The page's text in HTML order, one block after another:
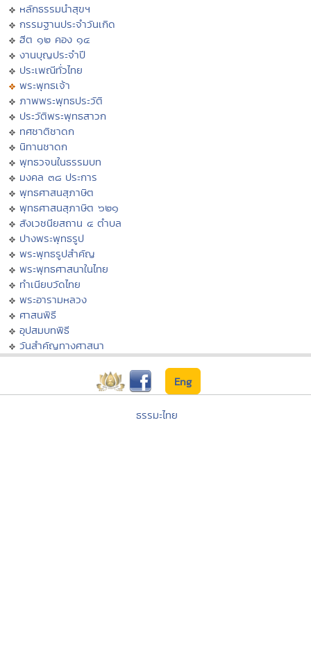
หลักธรรมนำสุขฯ
กรรมฐานประจำวันเกิด
ฮีต ๑๒ คอง ๑๔
งานบุญประจำปี
ประเพณีทั่วไทย
พระพุทธเจ้า
ภาพพระพุทธประวัติ
ประวัติพระพุทธสาวก
ทศชาติชาดก
นิทานชาดก
พุทธวจนในธรรมบท
มงคล ๓๘ ประการ
พุทธศาสนสุภาษิต
พุทธศาสนสุภาษิต ๖๒๑
สังเวชนียสถาน ๔ ตำบล
ปางพระพุทธรูป
พระพุทธรูปสำคัญ
พระพุทธศาสนาในไทย
ทำเนียบวัดไทย
พระอารามหลวง
ศาสนพิธี
อุปสมบทพิธี
วันสำคัญทางศาสนา
Eng
ธรรมะไทย